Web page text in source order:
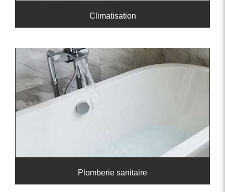
Climatisation
Plomberie sanitaire